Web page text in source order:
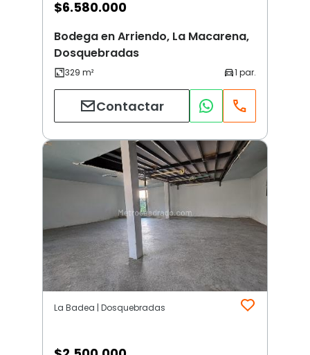
$6.580.000
Bodega en Arriendo, La Macarena,
Dosquebradas
Contactar
La Badea | Dosquebradas